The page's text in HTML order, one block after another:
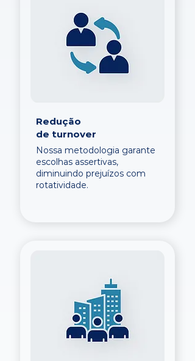
Redução
de turnover
Nossa metodologia garante
escolhas assertivas,
diminuindo prejuízos com
rotatividade.